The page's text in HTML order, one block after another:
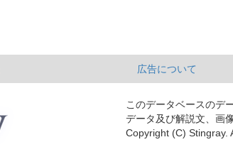
広告について
このデータベースのデ
データ及び解説文、画
Copyright (C) Stingray.